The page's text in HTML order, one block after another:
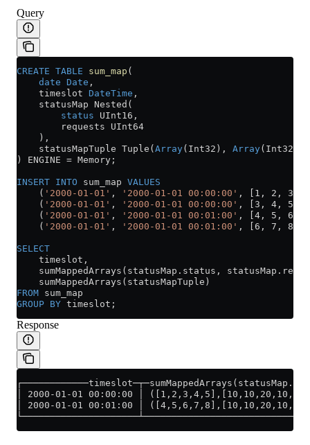
Query
CREATE TABLE sum_map (
    date
Date ,
    timeslot
DateTime ,
    statusMap Nested(
        status
UInt16,
        requests UInt64
    ),
    statusMapTuple Tuple(
Array(Int32), Array(Int32))
) ENGINE = Memory;
INSERT INTO sum_map VALUES
    (
'2000-01-01' , '2000-01-01 00:00:00' , [1, 2, 3],
    (
'2000-01-01' , '2000-01-01 00:00:00' , [3, 4, 5],
    (
'2000-01-01' , '2000-01-01 00:01:00' , [4, 5, 6],
    (
'2000-01-01' , '2000-01-01 00:01:00' , [6, 7, 8],
SELECT
    timeslot,
    sumMappedArrays(
statusMap . status , statusMap .
    sumMappedArrays(statusMapTuple)
FROM sum_map
GROUP BY timeslot;
Response
│ 2000-01-01 00:00:00 │
│ 2000-01-01 00:01:00 │